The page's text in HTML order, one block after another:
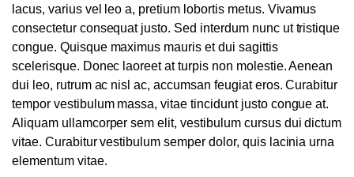
lacus, varius vel leo a, pretium lobortis metus. Vivamus
consectetur consequat justo. Sed interdum nunc ut tristique
congue. Quisque maximus mauris et dui sagittis
scelerisque. Donec laoreet at turpis non molestie. Aenean
dui leo, rutrum ac nisl ac, accumsan feugiat eros. Curabitur
tempor vestibulum massa, vitae tincidunt justo congue at.
Aliquam ullamcorper sem elit, vestibulum cursus dui dictum
vitae. Curabitur vestibulum semper dolor, quis lacinia urna
elementum vitae.